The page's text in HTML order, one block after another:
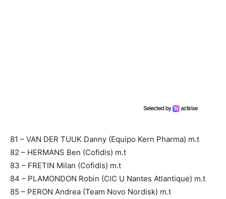
81 – VAN DER TUUK Danny (Equipo Kern Pharma) m.t
82 – HERMANS Ben (Cofidis) m.t
83 – FRETIN Milan (Cofidis) m.t
84 – PLAMONDON Robin (CIC U Nantes Atlantique) m.t
85 – PERON Andrea (Team Novo Nordisk) m.t